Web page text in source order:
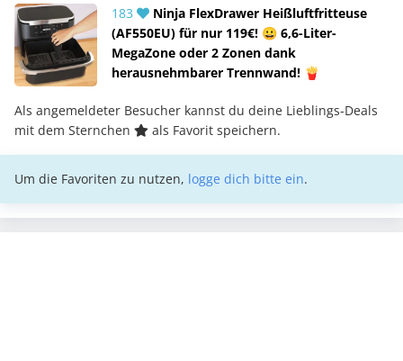
183
Ninja FlexDrawer Heißluftfritteuse
(AF550EU) für nur 119€! 😀 6,6-Liter-
MegaZone oder 2 Zonen dank
herausnehmbarer Trennwand! 🍟
Als angemeldeter Besucher kannst du deine Lieblings-Deals
mit dem Sternchen
als Favorit speichern.
Um die Favoriten zu nutzen, logge dich bitte ein.